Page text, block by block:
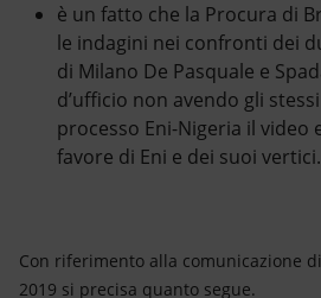
è un fatto che la Procura di
le indagini nei confronti dei
di Milano De Pasquale e
d’ufficio non avendo gli
processo Eni-Nigeria il video
favore di Eni e dei suoi vertici.
Con riferimento alla comunicazione
2019 si precisa quanto segue.